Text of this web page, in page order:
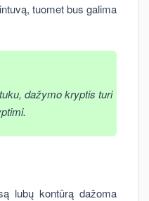
tuomet bus galima
dažymo kryptis turi
.
lubų kontūrą dažoma